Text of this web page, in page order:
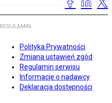
REGULAMIN
Polityka Prywatności
Zmiana ustawień zgód
Regulamin serwisu
Informacje o nadawcy
Deklaracja dostępności